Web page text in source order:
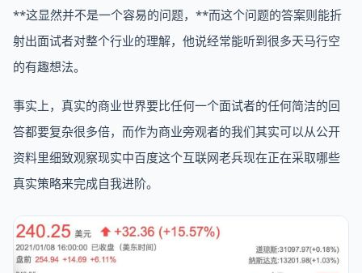
**这显然并不是一个容易的问题，**而这个问题的答案则能折
射出面试者对整个行业的理解，他说经常能听到很多天马行空
的有趣想法。
事实上，真实的商业世界要比任何一个面试者的任何简洁的回
答都要复杂很多倍，而作为商业旁观者的我们其实可以从公开
资料里细致观察现实中百度这个互联网老兵现在正在采取哪些
真实策略来完成自我进阶。